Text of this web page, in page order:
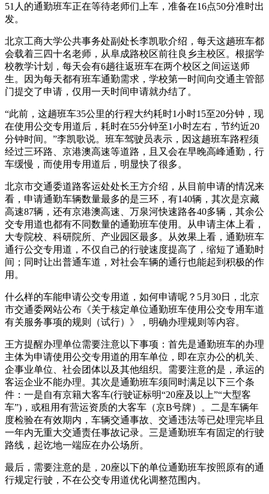
51人的通勤班车正在等待老师们上车，准备在16点50分准时出
发。
北京工商大学公共事务处副处长李凯歌介绍，每天这趟班车都
会载着三四十名老师，从阜成路校区前往良乡主校区。根据学
校教学计划，每天会有6趟往返班车在两个校区之间运送师
生。因为每天都有班车通勤需求，学校第一时间向交通主管部
门提交了申请，仅用一天时间申请就办结了。
“此前，这趟班车35公里的行程大约耗时1小时15至20分钟，现
在使用公交专用道后，耗时在55分钟至1小时左右，节约近20
分钟时间。”李凯歌说。班车驾驶员表示，因这趟班车路程须
经过三环路、京港澳高速等道路，且又会在早晚高峰通勤，行
车缓慢，而使用专用道后，明显快了很多。
北京市交通委道路客运处处长王方介绍，从目前申请的情况来
看，申请通勤车辆数量最多的是三环，有140辆，其次是京藏
高速87辆，还有京港澳高速、万泉河快速路各40多辆，其余公
交专用道也都有不同数量的通勤班车使用。从申请主体上看，
大专院校、科研院所、产业园区最多。从效果上看，通勤班车
通行公交专用道，不仅自己的行驶速度提高了，缩短了通勤时
间；同时让出普通车道，对社会车辆的通行也能起到积极的作
用。
什么样的车能申请公交专用道，如何申请呢？5月30日，北京
市交通委网站公布《关于核定单位通勤班车使用公交专用车道
有关服务事项的规则（试行）》，明确办理规则等内容。
王方提醒办理单位需要注意以下事项：首先是通勤班车的办理
主体为申请使用公交专用道的用车单位，即在京办公的机关、
企事业单位、社会团体以及其他组织。需要注意的是，承运的
客运企业不能办理。其次是通勤班车须同时满足以下三个条
件：一是自有京籍大客车(行驶证标明“20座及以上”“大型客
车”)，或租用有营运资质的大客车（京B号牌）。二是车辆年
度检验在有效期内，车辆交通事故、交通违法等已处理完毕且
一年内无重大交通责任事故记录。三是通勤班车有固定的行驶
路线，起讫地一端应在办公场所。
最后，需要注意的是，20座以下的单位通勤班车按照原有的通
行规定行驶，不在公交专用道优化调整范围内。